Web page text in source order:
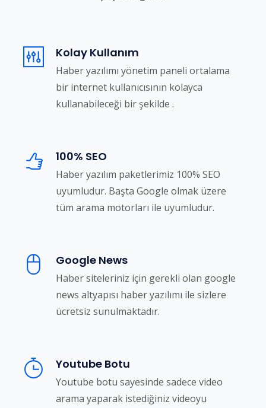
Kolay Kullanım
Haber yazılımı yönetim paneli ortalama
bir internet kullanıcısının kolayca
kullanabileceği bir şekilde .
100% SEO
Haber yazılım paketlerimiz 100% SEO
uyumludur. Başta Google olmak üzere
tüm arama motorları ile uyumludur.
Google News
Haber siteleriniz için gerekli olan google
news altyapısı haber yazılımı ile sizlere
ücretsiz sunulmaktadır.
Youtube Botu
Youtube botu sayesinde sadece video
arama yaparak istediğiniz videoyu